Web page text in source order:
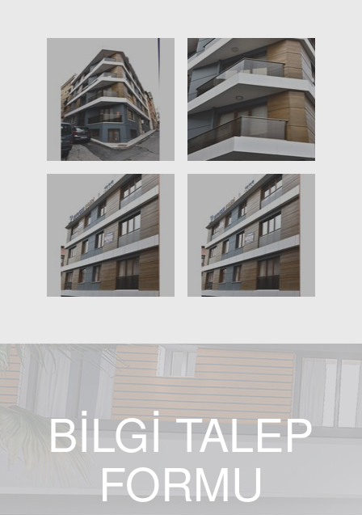
BİLGİ TALEP
FORMU